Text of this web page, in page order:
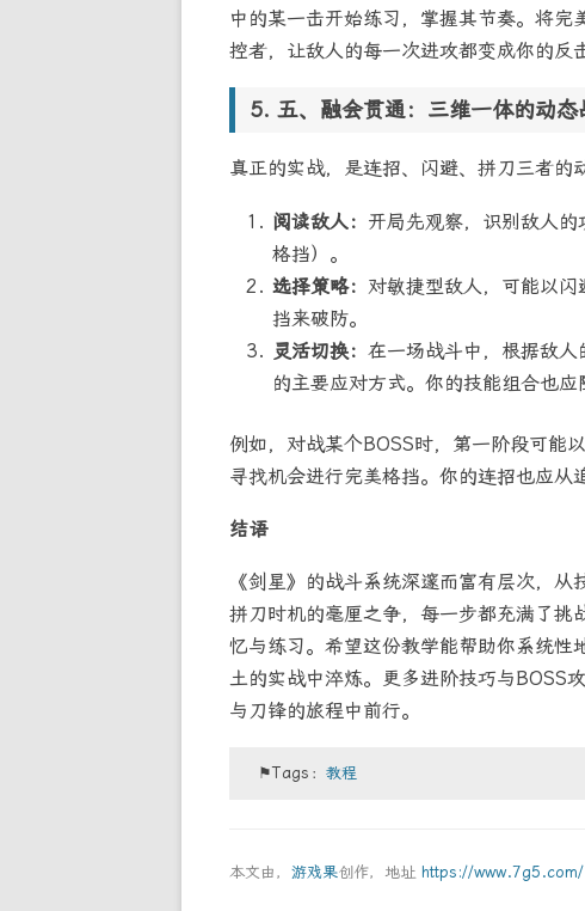
中的某一击开始练习，掌握其节奏。将
控者，让敌人的每一次进攻都变成你的反
五、融会贯通：三维一体的动态
真正的实战，是连招、闪避、拼刀三者的
阅读敌人： 开局先观察，识别敌人
格挡）。
选择策略： 对敏捷型敌人，可能以
挡来破防。
灵活切换： 在一场战斗中，根据敌
的主要应对方式。你的技能组合也应
例如，对战某个BOSS时，第一阶段可能
寻找机会进行完美格挡。你的连招也应从
结语
《剑星》的战斗系统深邃而富有层次，
拼刀时机的毫厘之争，每一步都充满了挑
忆与练习。希望这份教学能帮助你系统性
土的实战中淬炼。更多进阶技巧与BOSS
与刀锋的旅程中前行。
⚑Tags：教程
本文由， 游戏果创作，地址 https://